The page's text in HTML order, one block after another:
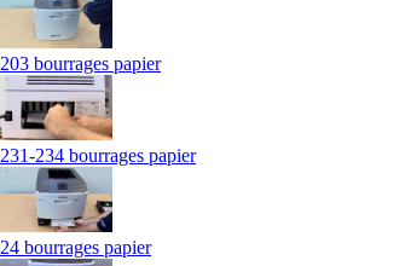
203 bourrages papier
231-234 bourrages papier
24 bourrages papier